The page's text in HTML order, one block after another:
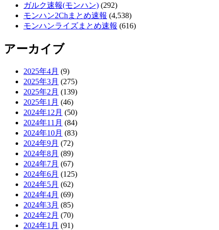
ガルク速報(モンハン) (292)
モンハン2Chまとめ速報 (4,538)
モンハンライズまとめ速報 (616)
アーカイブ
2025年4月 (9)
2025年3月 (275)
2025年2月 (139)
2025年1月 (46)
2024年12月 (50)
2024年11月 (84)
2024年10月 (83)
2024年9月 (72)
2024年8月 (89)
2024年7月 (67)
2024年6月 (125)
2024年5月 (62)
2024年4月 (69)
2024年3月 (85)
2024年2月 (70)
2024年1月 (91)